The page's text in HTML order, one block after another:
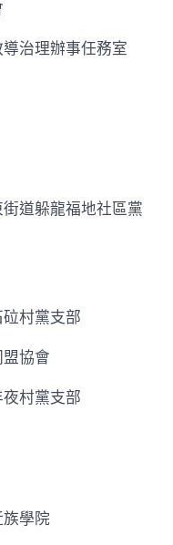
治理辦事任務室
道躲龍福地社區黨
村黨支部
協會
村黨支部
學院